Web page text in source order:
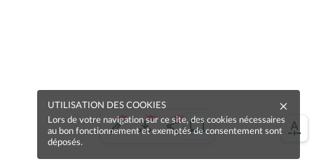
UTILISATION DES COOKIES
Lors de votre navigation sur ce site, des cookies nécessaires
au bon fonctionnement et exemptés de consentement sont
déposés.